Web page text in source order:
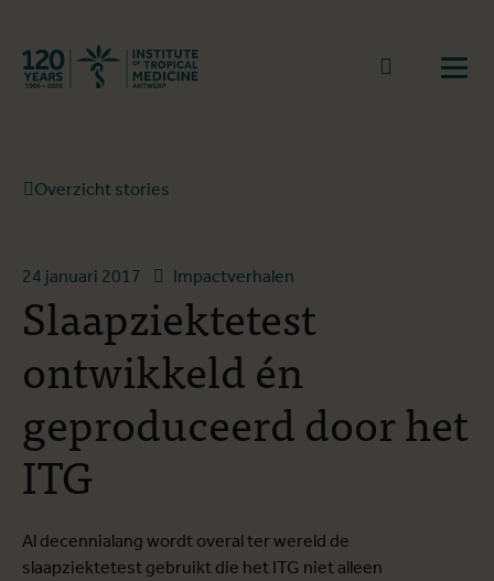
Terug naar start
Naar
Overzicht stories
24 januari 2017 Impactverhalen
Slaapziektetest
ontwikkeld én
geproduceerd door het
ITG
Al decennialang wordt overal ter wereld de
slaapziektetest gebruikt die het ITG niet alleen